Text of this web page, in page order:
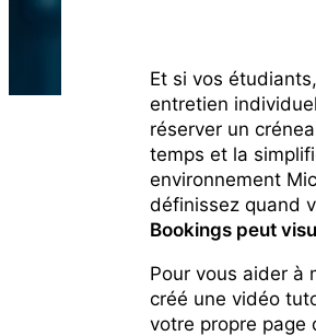
Et si vos
entretien
réserver un
temps et la
environnement
définissez quand
Bookings peut
Pour vous aider à
créé une vidéo
votre propre page